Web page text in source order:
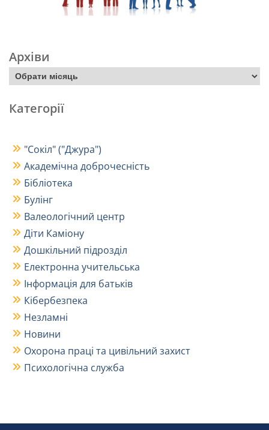
Архіви
Категорії
"Сокіл" ("Джура")
Академічна доброчесність
Бібліотека
Булінг
Валеологічний центр
Діти Каміону
Дошкільний підрозділ
Електронна учительська
Інформація для батьків
Кібербезпека
Незламні
Новини
Охорона праці та цивільний захист
Психологічна служба